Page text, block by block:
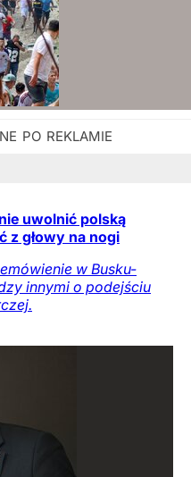
uwolnić polską
z głowy na nogi
w Busku-
innymi o podejściu